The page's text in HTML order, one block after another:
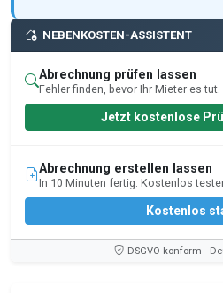
NEBENKOSTEN-ASSISTENT
Abrechnung prüfen lassen
Fehler finden, bevor Ihr Mieter es
Jetzt kostenlose
Abrechnung erstellen lassen
In 10 Minuten fertig. Kostenlos
Kostenlos
DSGVO-konform ·